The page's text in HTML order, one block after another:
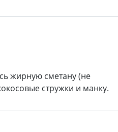
жирную сметану (не
стружки и манку.